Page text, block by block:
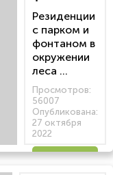
Резиденции
с парком и
фонтаном в
окружении
леса ...
Просмотров:
56007
Опубликована:
27 октября
2022